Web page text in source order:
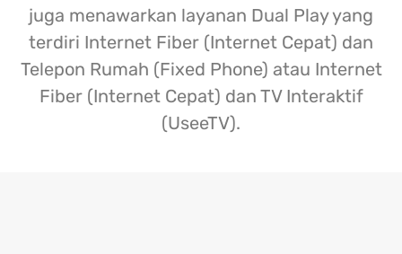
juga menawarkan layanan Dual Play yang
terdiri Internet Fiber (Internet Cepat) dan
Telepon Rumah (Fixed Phone) atau Internet
Fiber (Internet Cepat) dan TV Interaktif
(UseeTV).